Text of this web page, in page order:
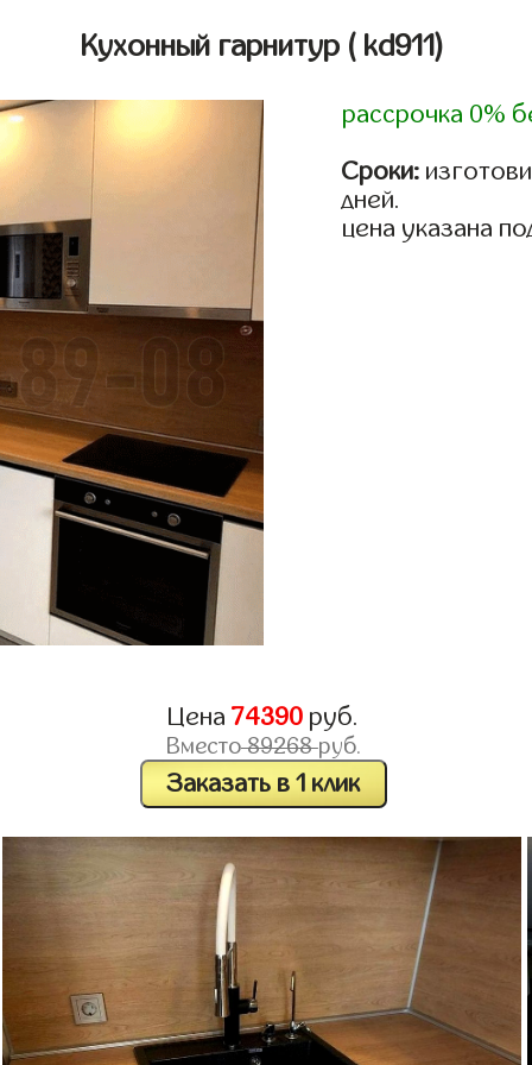
Кухонный гарнитур ( kd911)
рассрочка 0%
Сроки:
дней.
цена указана
Цена74390 руб.
Вместо89268руб.
Заказать в 1 клик